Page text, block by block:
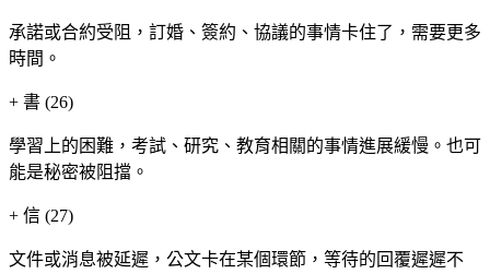
承諾或合約受阻，訂婚、簽約、協議的事情卡住了，需要更多
時間。
+ 書 (26)
學習上的困難，考試、研究、教育相關的事情進展緩慢。也可
能是秘密被阻擋。
+ 信 (27)
文件或消息被延遲，公文卡在某個環節，等待的回覆遲遲不